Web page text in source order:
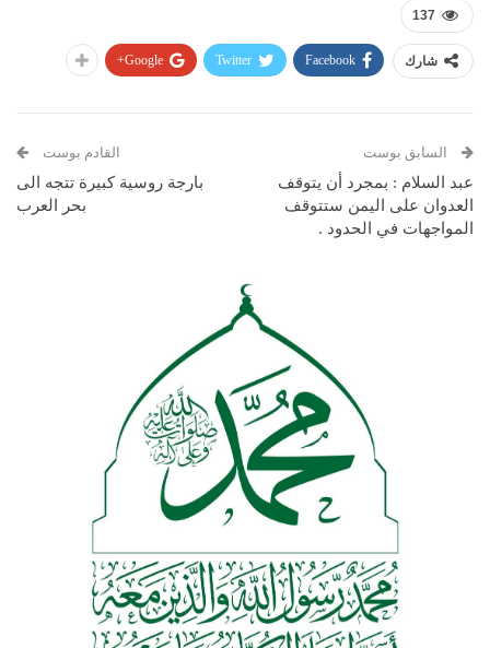
137
شارك Facebook
Twitter
Google+
السابق بوست
عبد السلام : بمجرد أن يتوقف
العدوان على اليمن ستتوقف
المواجهات في الحدود .
القادم بوست
بارجة روسية كبيرة تتجه الى
بحر العرب